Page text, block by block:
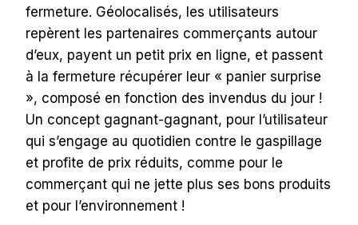
fermeture. Géolocalisés, les utilisateurs
repèrent les partenaires commerçants autour
d’eux, payent un petit prix en ligne, et passent
à la fermeture récupérer leur « panier surprise
», composé en fonction des invendus du jour !
Un concept gagnant-gagnant, pour l’utilisateur
qui s’engage au quotidien contre le gaspillage
et profite de prix réduits, comme pour le
commerçant qui ne jette plus ses bons produits
et pour l’environnement !